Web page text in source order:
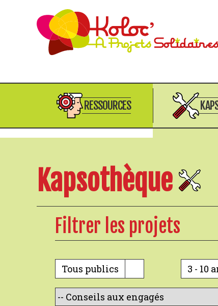
RESSOURCES
Kapsothèque
Filtrer les projets
Tous publics 3 - 10